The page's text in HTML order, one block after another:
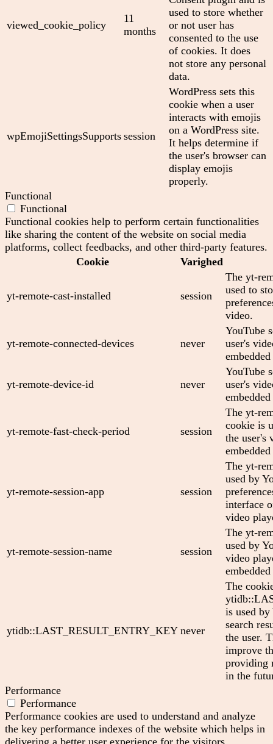
viewed_cookie_policy
11
months
used to store whether
or not user has
consented to the use
of cookies. It does
not store any personal
data.
wpEmojiSettingsSupports session
WordPress sets this
cookie when a user
interacts with emojis
on a WordPress site.
It helps determine if
the user's browser can
display emojis
properly.
Functional
Functional
Functional cookies help to perform certain functionalities
like sharing the content of the website on social media
platforms, collect feedbacks, and other third-party features.
Cookie
Varighed
yt-remote-cast-installed session
The yt-
used to
video.
yt-remote-connected-devices never
YouTube
user's
yt-remote-device-id never
YouTube
user's
yt-remote-fast-check-period session
The yt-
cookie is
the user's
yt-remote-session-app session
The yt-
used by
interface
video
yt-remote-session-name session
The yt-
used by
video
ytidb::LAST_RESULT_ENTRY_KEY never
The
is used by
search
the user.
improve
providing
in the
Performance
Performance
Performance cookies are used to understand and analyze
the key performance indexes of the website which helps in
delivering a better user experience for the visitors.